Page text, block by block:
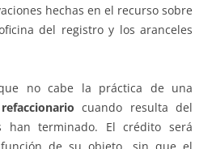
hechas en el recurso sobre
del registro y los aranceles
no cabe la práctica de una
cuando resulta del
han terminado. El crédito será